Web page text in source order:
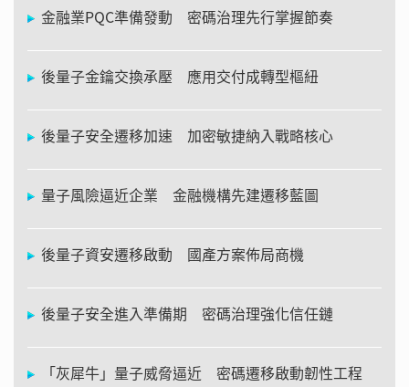
金融業PQC準備發動 密碼治理先行掌握節奏
後量子金鑰交換承壓 應用交付成轉型樞紐
後量子安全遷移加速 加密敏捷納入戰略核心
量子風險逼近企業 金融機構先建遷移藍圖
後量子資安遷移啟動 國產方案佈局商機
後量子安全進入準備期 密碼治理強化信任鏈
「灰犀牛」量子威脅逼近 密碼遷移啟動韌性工程